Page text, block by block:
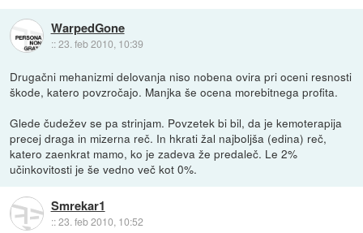
WarpedGone
::23. feb 2010, 10:39
Drugačni mehanizmi delovanja niso nobena ovira pri oceni resnosti
škode, katero povzročajo. Manjka še ocena morebitnega profita.
Glede čudežev se pa strinjam. Povzetek bi bil, da je kemoterapija
precej draga in mizerna reč. In hkrati žal najboljša (edina) reč,
katero zaenkrat mamo, ko je zadeva že predaleč. Le 2%
učinkovitosti je še vedno več kot 0%.
Smrekar1
::23. feb 2010, 10:52